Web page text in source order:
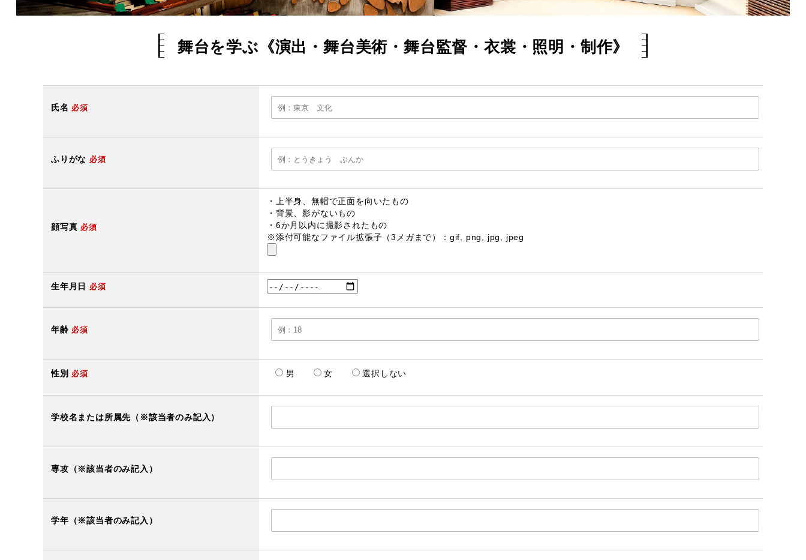
舞台を学ぶ《演出・舞台美術・舞台監督・衣裳・照明・制作》
氏名 必須
ふりがな 必須
顔写真 必須
・上半身、無帽で正面を向いたもの
・背景、影がないもの
・6か月以内に撮影されたもの
※添付可能なファイル拡張子（3メガまで）：gif, png, jpg, jpeg
生年月日 必須
年齢 必須
性別 必須 男 女 選択しない
学校名または所属先（※該当者のみ記入）
専攻（※該当者のみ記入）
学年（※該当者のみ記入）